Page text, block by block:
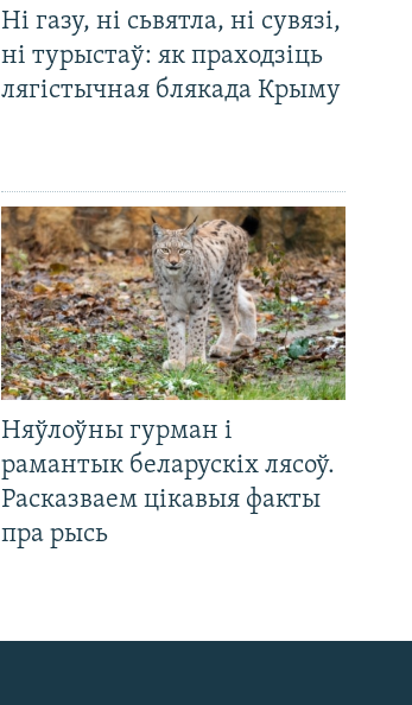
Ні газу, ні сьвятла, ні сувязі,
ні турыстаў: як праходзіць
лягістычная блякада Крыму
Няўлоўны гурман і
рамантык беларускіх лясоў.
Расказваем цікавыя факты
пра рысь